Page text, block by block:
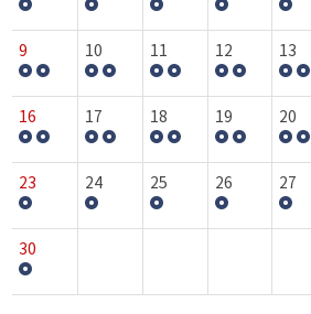
9 10 11 12 13
16 17 18 19 20
23 24 25 26 27
30